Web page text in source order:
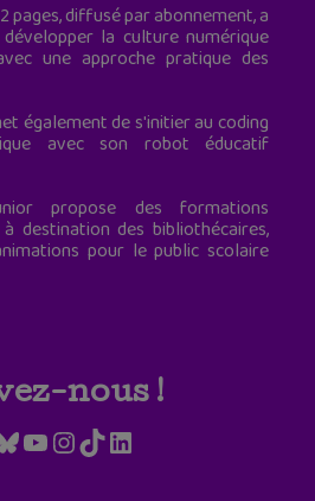
pages, diffusé par abonnement, a
la culture numérique
une approche pratique des
également de s'initier au coding
avec son robot éducatif
propose des formations
destination des bibliothécaires,
pour le public scolaire
nous !
YouTube
Instagram
TikTokLinkedIn